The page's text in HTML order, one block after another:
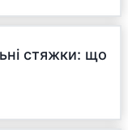
стяжки: що